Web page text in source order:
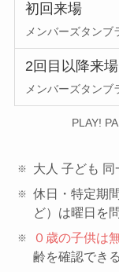
初回来場
メンバーズタンブ
2回目以降来場
メンバーズタンブ
PLAY!
大人 子ども 同
休日・特定期
ど）は曜日を
０歳の子供は
齢を確認でき